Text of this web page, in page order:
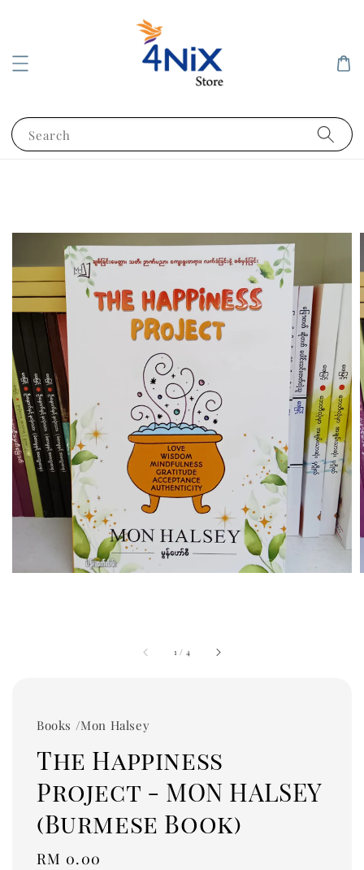
Search
1 / 4
Books /Mon Halsey
The Happiness
Project - MON HALSEY
(Burmese Book)
Regular
RM 0.00